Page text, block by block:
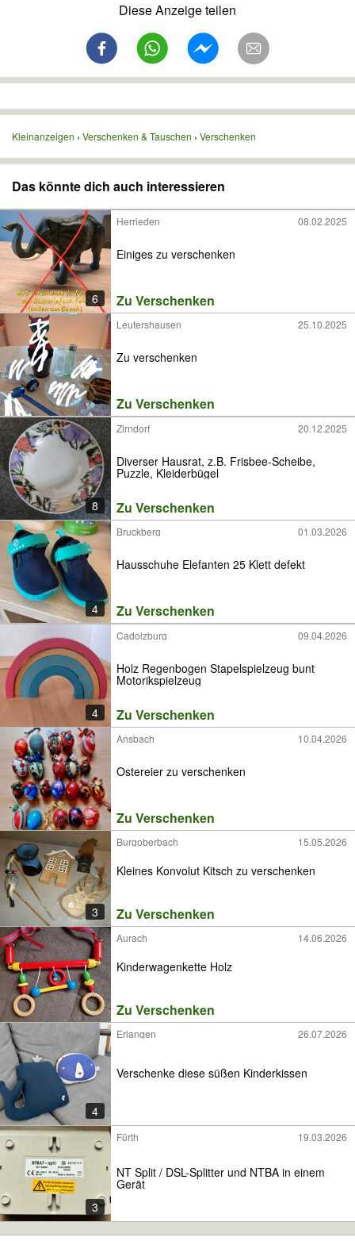
Diese Anzeige teilen
Kleinanzeigen Verschenken & Tauschen Verschenken
Das könnte dich auch interessieren
6
Herrieden 08.02.2025
Einiges zu verschenken
Zu Verschenken
Leutershausen 25.10.2025
Zu verschenken
Zu Verschenken
8
Zirndorf 20.12.2025
Diverser Hausrat, z.B. Frisbee-Scheibe,
Puzzle, Kleiderbügel
Zu Verschenken
4
Bruckberg 01.03.2026
Hausschuhe Elefanten 25 Klett defekt
Zu Verschenken
4
Cadolzburg 09.04.2026
Holz Regenbogen Stapelspielzeug bunt
Motorikspielzeug
Zu Verschenken
Ansbach 10.04.2026
Ostereier zu verschenken
Zu Verschenken
3
Burgoberbach 15.05.2026
Kleines Konvolut Kitsch zu verschenken
Zu Verschenken
Aurach 14.06.2026
Kinderwagenkette Holz
Zu Verschenken
4
Erlangen 26.07.2026
Verschenke diese süßen Kinderkissen
3
Fürth 19.03.2026
NT Split / DSL-Splitter und NTBA in einem
Gerät